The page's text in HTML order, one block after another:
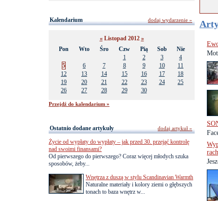
Kalendarium
«Listopad 2012 »
Pon
Wto Śro Czw Pią Sob
Nie
1
2 3
4
5
6 7 8 9 10
11
12
13 14 15 16 17
18
19
20 21 22 23 24
25
26
27 28 29 30
Przejdź do kalendarium »
dodaj wydarzenie »
Ostatnio dodane artykuły
Życie od wypłaty do wypłaty – jak przed 30. przejąć kontrolę
nad swoimi finansami?
Od pierwszego do pierwszego? Coraz więcej młodych szuka
sposobów, żeby...
Wnętrza z duszą w stylu Scandinavian Warmth
Naturalne materiały i kolory ziemi o głębszych
tonach to baza wnętrz w...
dodaj artykuł »